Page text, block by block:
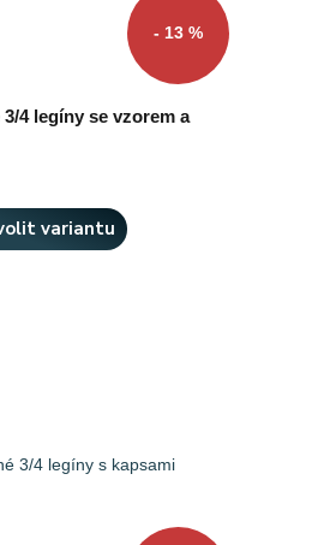
- 13 %
4 legíny se vzorem a
variantu